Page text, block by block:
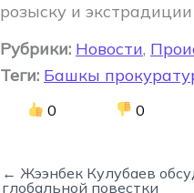
розыску и
Рубрики: Новости,
Теги: Башкы
0 0
← Жээнбек Кулубаев
глобальной повестки